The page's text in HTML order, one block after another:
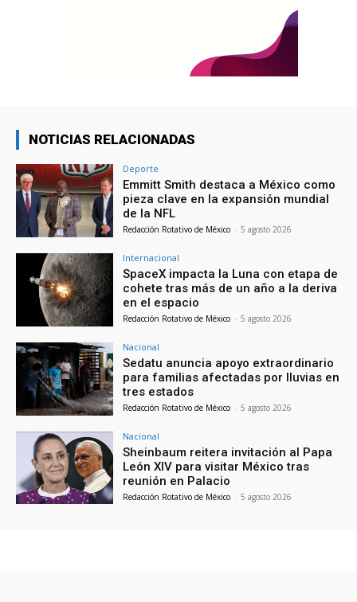
NOTICIAS RELACIONADAS
Deporte
Emmitt Smith destaca a México como
pieza clave en la expansión mundial
de la NFL
Redacción Rotativo de México - 5 agosto 2026
Internacional
SpaceX impacta la Luna con etapa de
cohete tras más de un año a la deriva
en el espacio
Redacción Rotativo de México - 5 agosto 2026
Nacional
Sedatu anuncia apoyo extraordinario
para familias afectadas por lluvias en
tres estados
Redacción Rotativo de México - 5 agosto 2026
Nacional
Sheinbaum reitera invitación al Papa
León XIV para visitar México tras
reunión en Palacio
Redacción Rotativo de México - 5 agosto 2026